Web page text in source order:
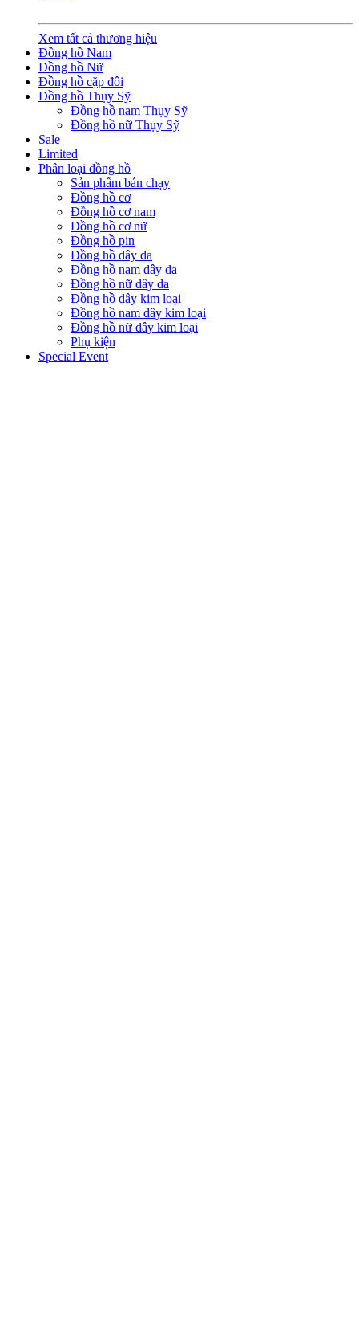
Xem tất cả thương hiệu
Đồng hồ Nam
Đồng hồ Nữ
Đồng hồ cặp đôi
Đồng hồ Thụy Sỹ
Đồng hồ nam Thụy Sỹ
Đồng hồ nữ Thụy Sỹ
Sale
Limited
Phân loại đồng hồ
Sản phẩm bán chạy
Đồng hồ cơ
Đồng hồ cơ nam
Đồng hồ cơ nữ
Đồng hồ pin
Đồng hồ dây da
Đồng hồ nam dây da
Đồng hồ nữ dây da
Đồng hồ dây kim loại
Đồng hồ nam dây kim loại
Đồng hồ nữ dây kim loại
Phụ kiện
Special Event